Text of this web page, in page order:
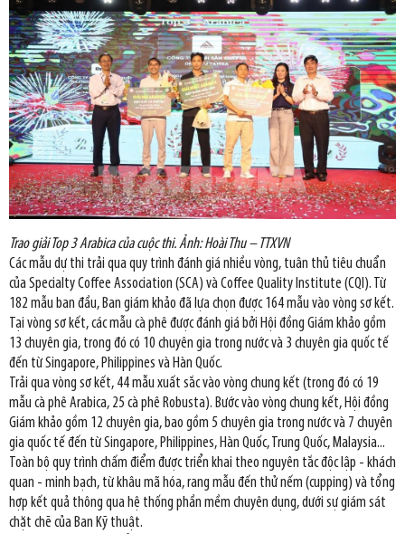
Trao giải Top 3 Arabica của cuộc thi. Ảnh: Hoài Thu – TTXVN
Các mẫu dự thi trải qua quy trình đánh giá nhiều vòng, tuân thủ tiêu chuẩn
của Specialty Coffee Association (SCA) và Coffee Quality Institute (CQI). Từ
182 mẫu ban đầu, Ban giám khảo đã lựa chọn được 164 mẫu vào vòng sơ kết.
Tại vòng sơ kết, các mẫu cà phê được đánh giá bởi Hội đồng Giám khảo gồm
13 chuyên gia, trong đó có 10 chuyên gia trong nước và 3 chuyên gia quốc tế
đến từ Singapore, Philippines và Hàn Quốc.
Trải qua vòng sơ kết, 44 mẫu xuất sắc vào vòng chung kết (trong đó có 19
mẫu cà phê Arabica, 25 cà phê Robusta). Bước vào vòng chung kết, Hội đồng
Giám khảo gồm 12 chuyên gia, bao gồm 5 chuyên gia trong nước và 7 chuyên
gia quốc tế đến từ Singapore, Philippines, Hàn Quốc, Trung Quốc, Malaysia...
Toàn bộ quy trình chấm điểm được triển khai theo nguyên tắc độc lập - khách
quan - minh bạch, từ khâu mã hóa, rang mẫu đến thử nếm (cupping) và tổng
hợp kết quả thông qua hệ thống phần mềm chuyên dụng, dưới sự giám sát
chặt chẽ của Ban Kỹ thuật.